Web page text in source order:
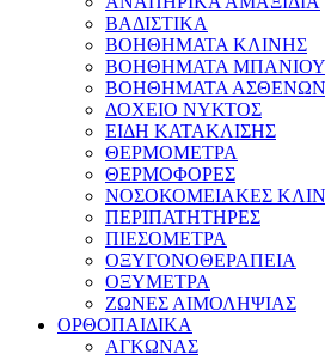
ΒΑΔΙΣΤΙΚΑ
ΒΟΗΘΗΜΑΤΑ ΚΛΙΝΗΣ
ΒΟΗΘΗΜΑΤΑ ΜΠΑΝΙΟΥ
ΒΟΗΘΗΜΑΤΑ ΑΣΘΕΝΩΝ
ΔΟΧΕΙΟ ΝΥΚΤΟΣ
ΕΙΔΗ ΚΑΤΑΚΛΙΣΗΣ
ΘΕΡΜΟΜΕΤΡΑ
ΘΕΡΜΟΦΟΡΕΣ
ΝΟΣΟΚΟΜΕΙΑΚΕΣ
ΠΕΡΙΠΑΤΗΤΗΡΕΣ
ΠΙΕΣΟΜΕΤΡΑ
ΟΞΥΓΟΝΟΘΕΡΑΠΕΙΑ
ΟΞΥΜΕΤΡΑ
ΖΩΝΕΣ ΑΙΜΟΛΗΨΙΑΣ
ΟΡΘΟΠΑΙΔΙΚΑ
ΑΓΚΩΝΑΣ